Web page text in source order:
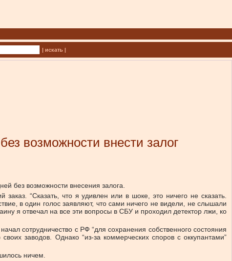
| искать |
возможности внести залог
без возможности внесения залога.
“Сказать, что я удивлен или в шоке, это ничего не сказать.
в один голос заявляют, что сами ничего не видели, не слышали
я отвечал на все эти вопросы в СБУ и проходил детектор лжи, ко
сотрудничество с РФ “для сохранения собственного состояния
заводов. Однако “из-за коммерческих споров с оккупантами”
ничем.